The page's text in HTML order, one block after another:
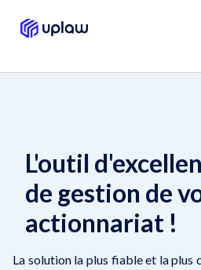
L'outil
de gestion de
actionnariat !
La solution la plus fiable et la plus